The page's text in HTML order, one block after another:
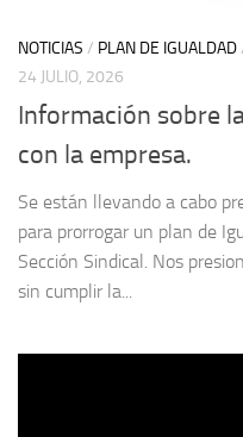
NOTICIAS / PLAN DE IGUALDAD
24 JULIO, 2026
Información sobre
con la empresa.
Se están llevando a cabo
para prorrogar un plan de
Sección Sindical. Nos
sin cumplir la...